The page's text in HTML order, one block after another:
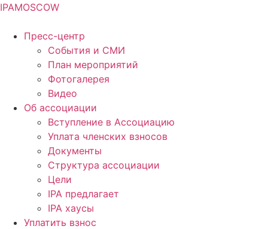
IPAMOSCOW
Пресс-центр
События и СМИ
План мероприятий
Фотогалерея
Видео
Об ассоциации
Вступление в Ассоциацию
Уплата членских взносов
Документы
Структура ассоциации
Цели
IPA предлагает
IPA хаусы
Уплатить взнос